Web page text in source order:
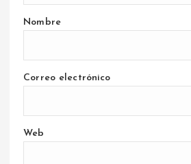
Nombre
Correo electrónico
Web